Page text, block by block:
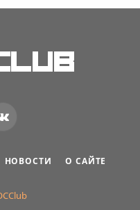
VKontakte
НОВОСТИ О САЙТЕ